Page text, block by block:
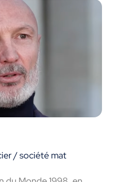
/ société mat